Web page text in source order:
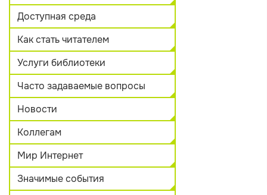
Доступная среда
Как стать читателем
Услуги библиотеки
Часто задаваемые вопросы
Новости
Коллегам
Мир Интернет
Значимые события